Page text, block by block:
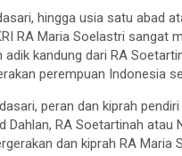
hingga usia satu abad
RA Maria Soelastri sangat
kandung dari RA
perempuan Indonesia
peran dan kiprah
Dahlan, RA Soetartinah
dan kiprah RA Maria